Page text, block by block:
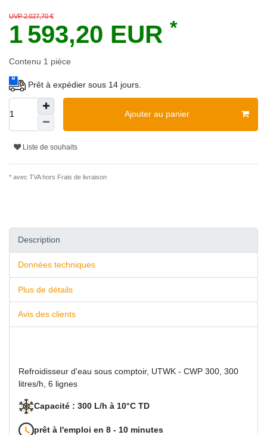
UVP 2 027,70 €
1 593,20 EUR *
Contenu 1 pièce
Prêt à expédier sous 14 jours.
Ajouter au panier
Liste de souhaits
* avec TVA hors Frais de livraison
Description
Données techniques
Plus de détails
Avis des clients
Refroidisseur d'eau sous comptoir, UTWK - CWP 300, 300
litres/h, 6 lignes
Capacité : 300 L/h à 10°C TD
prêt à l'emploi en 8 - 10 minutes